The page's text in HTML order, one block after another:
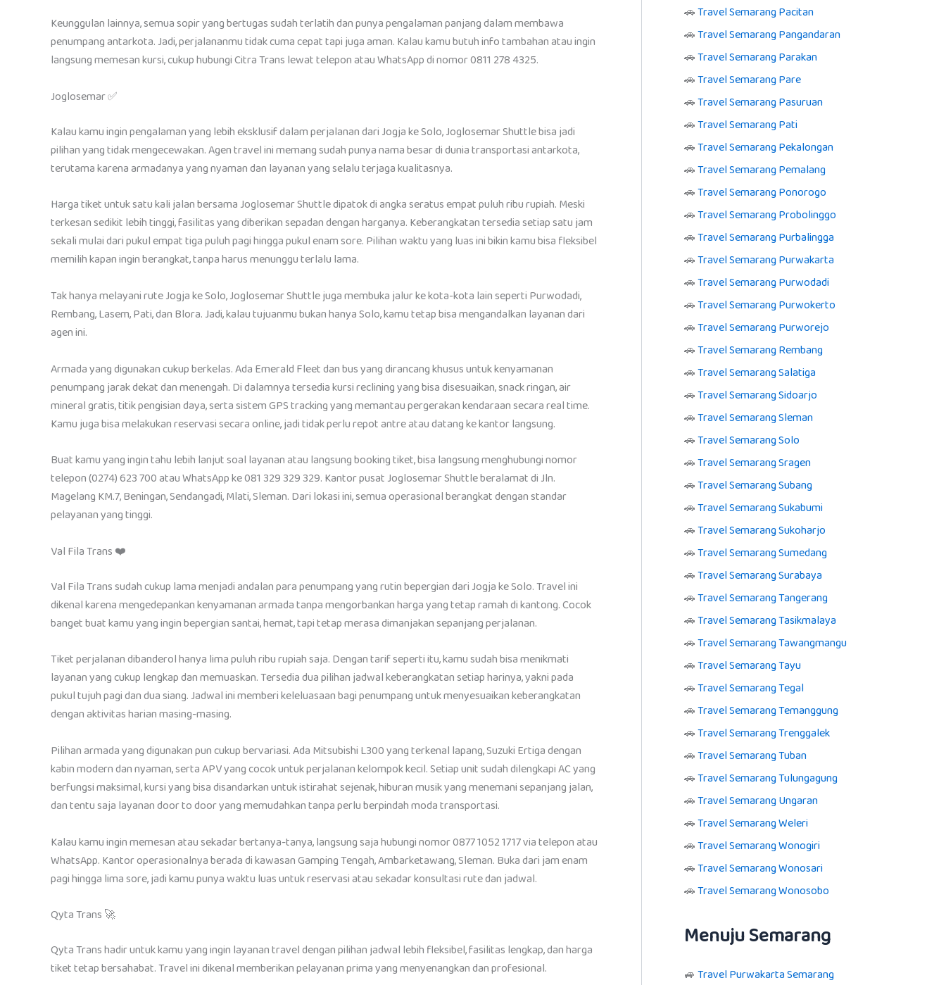
Keunggulan lainnya, semua sopir yang bertugas sudah terlatih dan punya pengalaman panjang dalam membawa
penumpang antarkota. Jadi, perjalananmu tidak cuma cepat tapi juga aman. Kalau kamu butuh info tambahan atau ingin
langsung memesan kursi, cukup hubungi Citra Trans lewat telepon atau WhatsApp di nomor 0811 278 4325.
Joglosemar ✅
Kalau kamu ingin pengalaman yang lebih eksklusif dalam perjalanan dari Jogja ke Solo, Joglosemar Shuttle bisa jadi
pilihan yang tidak mengecewakan. Agen travel ini memang sudah punya nama besar di dunia transportasi antarkota,
terutama karena armadanya yang nyaman dan layanan yang selalu terjaga kualitasnya.
Harga tiket untuk satu kali jalan bersama Joglosemar Shuttle dipatok di angka seratus empat puluh ribu rupiah. Meski
terkesan sedikit lebih tinggi, fasilitas yang diberikan sepadan dengan harganya. Keberangkatan tersedia setiap satu jam
sekali mulai dari pukul empat tiga puluh pagi hingga pukul enam sore. Pilihan waktu yang luas ini bikin kamu bisa fleksibel
memilih kapan ingin berangkat, tanpa harus menunggu terlalu lama.
Tak hanya melayani rute Jogja ke Solo, Joglosemar Shuttle juga membuka jalur ke kota-kota lain seperti Purwodadi,
Rembang, Lasem, Pati, dan Blora. Jadi, kalau tujuanmu bukan hanya Solo, kamu tetap bisa mengandalkan layanan dari
agen ini.
Armada yang digunakan cukup berkelas. Ada Emerald Fleet dan bus yang dirancang khusus untuk kenyamanan
penumpang jarak dekat dan menengah. Di dalamnya tersedia kursi reclining yang bisa disesuaikan, snack ringan, air
mineral gratis, titik pengisian daya, serta sistem GPS tracking yang memantau pergerakan kendaraan secara real time.
Kamu juga bisa melakukan reservasi secara online, jadi tidak perlu repot antre atau datang ke kantor langsung.
Buat kamu yang ingin tahu lebih lanjut soal layanan atau langsung booking tiket, bisa langsung menghubungi nomor
telepon (0274) 623 700 atau WhatsApp ke 081 329 329 329. Kantor pusat Joglosemar Shuttle beralamat di Jln.
Magelang KM.7, Beningan, Sendangadi, Mlati, Sleman. Dari lokasi ini, semua operasional berangkat dengan standar
pelayanan yang tinggi.
Val Fila Trans ❤️
Val Fila Trans sudah cukup lama menjadi andalan para penumpang yang rutin bepergian dari Jogja ke Solo. Travel ini
dikenal karena mengedepankan kenyamanan armada tanpa mengorbankan harga yang tetap ramah di kantong. Cocok
banget buat kamu yang ingin bepergian santai, hemat, tapi tetap merasa dimanjakan sepanjang perjalanan.
Tiket perjalanan dibanderol hanya lima puluh ribu rupiah saja. Dengan tarif seperti itu, kamu sudah bisa menikmati
layanan yang cukup lengkap dan memuaskan. Tersedia dua pilihan jadwal keberangkatan setiap harinya, yakni pada
pukul tujuh pagi dan dua siang. Jadwal ini memberi keleluasaan bagi penumpang untuk menyesuaikan keberangkatan
dengan aktivitas harian masing-masing.
Pilihan armada yang digunakan pun cukup bervariasi. Ada Mitsubishi L300 yang terkenal lapang, Suzuki Ertiga dengan
kabin modern dan nyaman, serta APV yang cocok untuk perjalanan kelompok kecil. Setiap unit sudah dilengkapi AC yang
berfungsi maksimal, kursi yang bisa disandarkan untuk istirahat sejenak, hiburan musik yang menemani sepanjang jalan,
dan tentu saja layanan door to door yang memudahkan tanpa perlu berpindah moda transportasi.
Kalau kamu ingin memesan atau sekadar bertanya-tanya, langsung saja hubungi nomor 0877 1052 1717 via telepon atau
WhatsApp. Kantor operasionalnya berada di kawasan Gamping Tengah, Ambarketawang, Sleman. Buka dari jam enam
pagi hingga lima sore, jadi kamu punya waktu luas untuk reservasi atau sekadar konsultasi rute dan jadwal.
Qyta Trans 🚀
Qyta Trans hadir untuk kamu yang ingin layanan travel dengan pilihan jadwal lebih fleksibel, fasilitas lengkap, dan harga
tiket tetap bersahabat. Travel ini dikenal memberikan pelayanan prima yang menyenangkan dan profesional.
🚗Travel Semarang Pacitan
🚗Travel Semarang Pangandaran
🚗Travel Semarang Parakan
🚗Travel Semarang Pare
🚗Travel Semarang Pasuruan
🚗Travel Semarang Pati
🚗Travel Semarang Pekalongan
🚗Travel Semarang Pemalang
🚗Travel Semarang Ponorogo
🚗Travel Semarang Probolinggo
🚗Travel Semarang Purbalingga
🚗Travel Semarang Purwakarta
🚗Travel Semarang Purwodadi
🚗Travel Semarang Purwokerto
🚗Travel Semarang Purworejo
🚗Travel Semarang Rembang
🚗Travel Semarang Salatiga
🚗Travel Semarang Sidoarjo
🚗Travel Semarang Sleman
🚗Travel Semarang Solo
🚗Travel Semarang Sragen
🚗Travel Semarang Subang
🚗Travel Semarang Sukabumi
🚗Travel Semarang Sukoharjo
🚗Travel Semarang Sumedang
🚗Travel Semarang Surabaya
🚗Travel Semarang Tangerang
🚗Travel Semarang Tasikmalaya
🚗Travel Semarang Tawangmangu
🚗Travel Semarang Tayu
🚗Travel Semarang Tegal
🚗Travel Semarang Temanggung
🚗Travel Semarang Trenggalek
🚗Travel Semarang Tuban
🚗Travel Semarang Tulungagung
🚗Travel Semarang Ungaran
🚗Travel Semarang Weleri
🚗Travel Semarang Wonogiri
🚗Travel Semarang Wonosari
🚗Travel Semarang Wonosobo
Menuju Semarang
🚙 Travel Purwakarta Semarang